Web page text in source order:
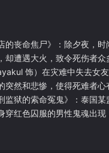
的丧命焦尸》：除夕夜，
却遭遇大火，致令死伤者
饰）在灾难中失去女
突然和悲惨，使得死难者心
监狱的索命冤鬼》：泰国
穿红色囚服的男性鬼魂出现